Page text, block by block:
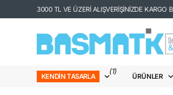
3000 TL VE ÜZERİ ALIŞVERİŞİNİZDE KARGO
KENDIN TASARLA
(1)
ÜRÜNLER